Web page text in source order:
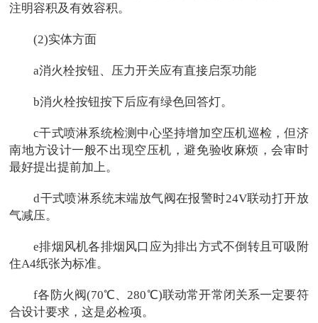
注明容积及有效容积。
(2)实体方面
a消火栓按钮、压力开关应有直接启泵功能
b消火栓按钮按下后应有绿色回答灯。
c干式喷淋系统检测中心坚持增加空压机巡检，但济
南地方设计一般不出现空压机，避免验收麻烦，会审时
最好提出提前加上。
d干式喷淋系统末端放气阀在报警时24V联动打开放
气减压。
e排烟风机各排烟风口应为排出方式不倒转且可吸附
住A4纸张为标准。
f各防火阀(70℃、280℃)联动常开常闭关系一定要符
合设计要求，这是必检项。